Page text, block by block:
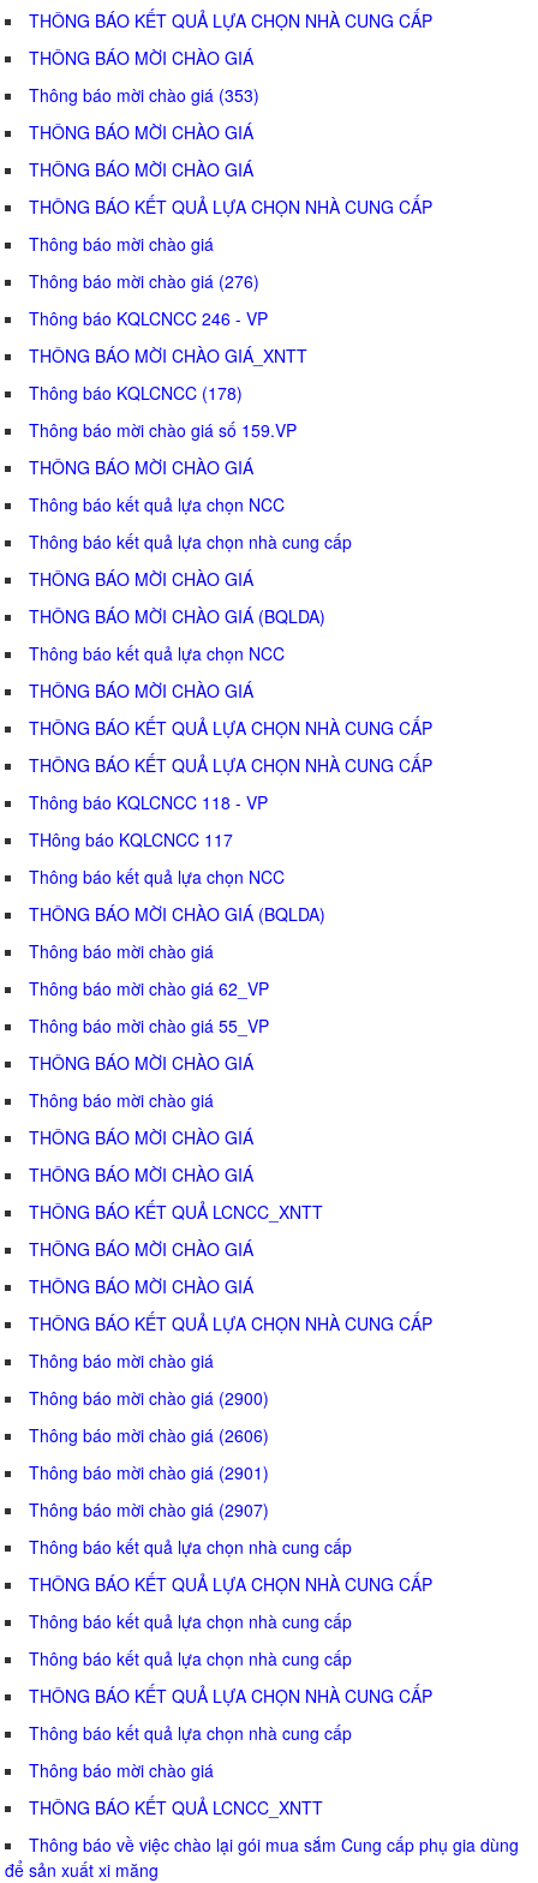
THÔNG BÁO KẾT QUẢ LỰA CHỌN NHÀ CUNG CẤP
THÔNG BÁO MỜI CHÀO GIÁ
Thông báo mời chào giá (353)
THÔNG BÁO MỜI CHÀO GIÁ
THÔNG BÁO MỜI CHÀO GIÁ
THÔNG BÁO KẾT QUẢ LỰA CHỌN NHÀ CUNG CẤP
Thông báo mời chào giá
Thông báo mời chào giá (276)
Thông báo KQLCNCC 246 - VP
THÔNG BÁO MỜI CHÀO GIÁ_XNTT
Thông báo KQLCNCC (178)
Thông báo mời chào giá số 159.VP
THÔNG BÁO MỜI CHÀO GIÁ
Thông báo kết quả lựa chọn NCC
Thông báo kết quả lựa chọn nhà cung cấp
THÔNG BÁO MỜI CHÀO GIÁ
THÔNG BÁO MỜI CHÀO GIÁ (BQLDA)
Thông báo kết quả lựa chọn NCC
THÔNG BÁO MỜI CHÀO GIÁ
THÔNG BÁO KẾT QUẢ LỰA CHỌN NHÀ CUNG CẤP
THÔNG BÁO KẾT QUẢ LỰA CHỌN NHÀ CUNG CẤP
Thông báo KQLCNCC 118 - VP
THông báo KQLCNCC 117
Thông báo kết quả lựa chọn NCC
THÔNG BÁO MỜI CHÀO GIÁ (BQLDA)
Thông báo mời chào giá
Thông báo mời chào giá 62_VP
Thông báo mời chào giá 55_VP
THÔNG BÁO MỜI CHÀO GIÁ
Thông báo mời chào giá
THÔNG BÁO MỜI CHÀO GIÁ
THÔNG BÁO MỜI CHÀO GIÁ
THÔNG BÁO KẾT QUẢ LCNCC_XNTT
THÔNG BÁO MỜI CHÀO GIÁ
THÔNG BÁO MỜI CHÀO GIÁ
THÔNG BÁO KẾT QUẢ LỰA CHỌN NHÀ CUNG CẤP
Thông báo mời chào giá
Thông báo mời chào giá (2900)
Thông báo mời chào giá (2606)
Thông báo mời chào giá (2901)
Thông báo mời chào giá (2907)
Thông báo kết quả lựa chọn nhà cung cấp
THÔNG BÁO KẾT QUẢ LỰA CHỌN NHÀ CUNG CẤP
Thông báo kết quả lựa chọn nhà cung cấp
Thông báo kết quả lựa chọn nhà cung cấp
THÔNG BÁO KẾT QUẢ LỰA CHỌN NHÀ CUNG CẤP
Thông báo kết quả lựa chọn nhà cung cấp
Thông báo mời chào giá
THÔNG BÁO KẾT QUẢ LCNCC_XNTT
Thông báo về việc chào lại gói mua sắm Cung cấp phụ gia dùng
để sản xuất xi măng